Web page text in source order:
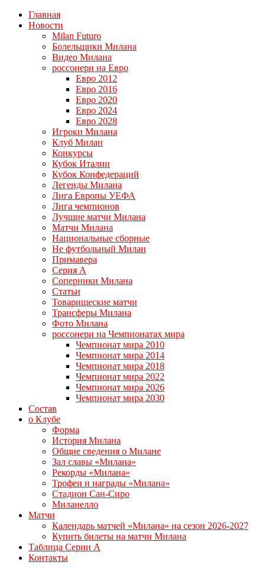
Главная
Новости
Milan Futuro
Болельщики Милана
Видео Милана
россонери на Евро
Евро 2012
Евро 2016
Евро 2020
Евро 2024
Евро 2028
Игроки Милана
Клуб Милан
Конкурсы
Кубок Италии
Кубок Конфедераций
Легенды Милана
Лига Европы УЕФА
Лига чемпионов
Лучшие матчи Милана
Матчи Милана
Национальные сборные
Не футбольный Милан
Примавера
Серия А
Соперники Милана
Статьи
Товарищеские матчи
Трансферы Милана
Фото Милана
россонери на Чемпионатах мира
Чемпионат мира 2010
Чемпионат мира 2014
Чемпионат мира 2018
Чемпионат мира 2022
Чемпионат мира 2026
Чемпионат мира 2030
Состав
о Клубе
Форма
История Милана
Общие сведения о Милане
Зал славы «Милана»
Рекорды «Милана»
Трофеи и награды «Милана»
Стадион Сан-Сиро
Миланелло
Матчи
Календарь матчей «Милана» на сезон 2026-2027
Купить билеты на матчи Милана
Таблица Серии А
Контакты